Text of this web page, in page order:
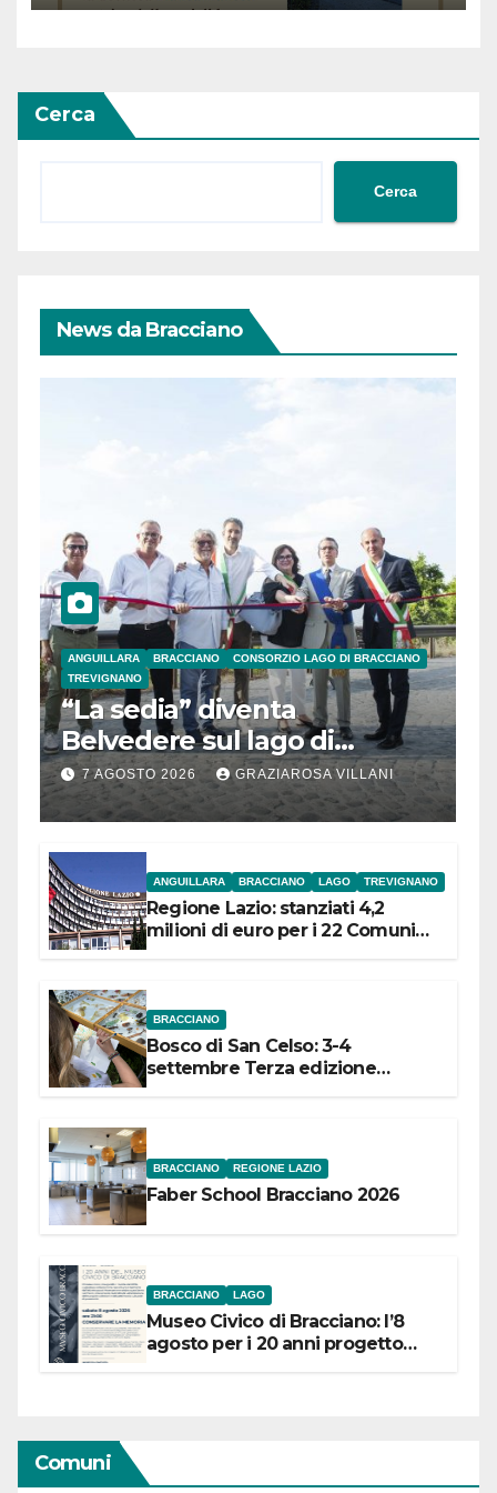
Anguillara”
Cerca
Cerca
News da Bracciano
ANGUILLARA BRACCIANO
CONSORZIO LAGO DI BRACCIANO
TREVIGNANO
“La sedia” diventa
Belvedere sul lago di
Bracciano: ieri
l’inaugurazione
7 AGOSTO 2026 GRAZIAROSA VILLANI
ANGUILLARA BRACCIANO LAGO TREVIGNANO
Regione Lazio: stanziati 4,2
milioni di euro per i 22 Comuni
BRACCIANO
Bosco di San Celso: 3-4
settembre Terza edizione
BRACCIANO REGIONE LAZIO
Faber School Bracciano 2026
BRACCIANO LAGO
Museo Civico di Bracciano: l’8
agosto per i 20 anni progetto
Comuni